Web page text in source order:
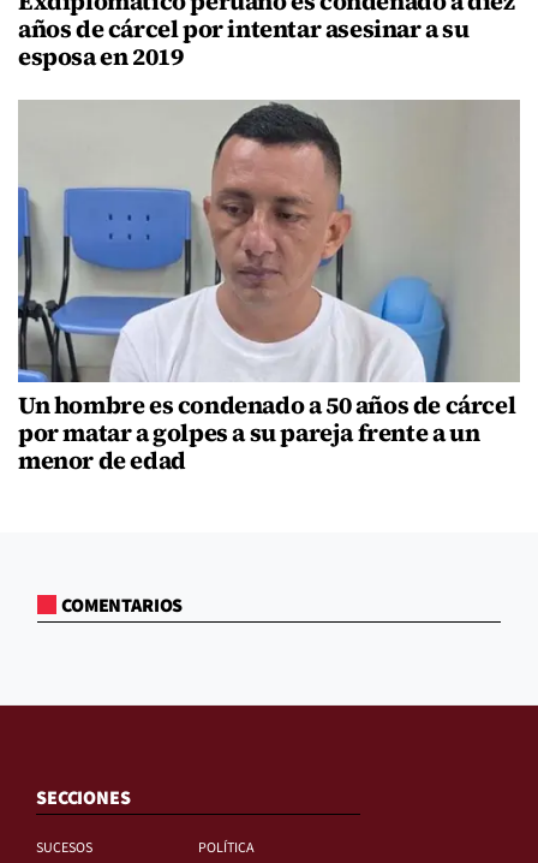
años de cárcel por intentar asesinar a su
esposa en 2019
Un hombre es condenado a 50 años de cárcel
por matar a golpes a su pareja frente a un
menor de edad
COMENTARIOS
SECCIONES
SUCESOS
POLÍTICA